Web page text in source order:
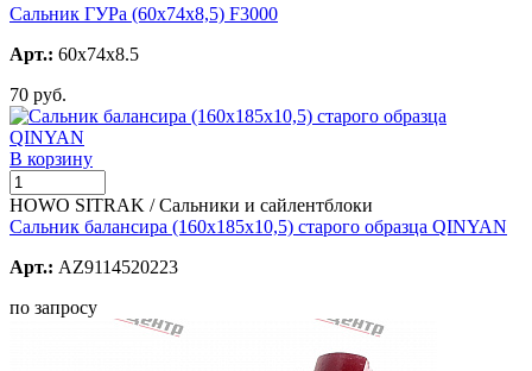
Сальник ГУРа (60х74х8,5) F3000
Арт.: 60х74х8.5
70 руб.
В корзину
HOWO SITRAK / Сальники и сайлентблоки
Сальник балансира (160х185х10,5) старого образца QINYAN
Арт.: AZ9114520223
по запросу